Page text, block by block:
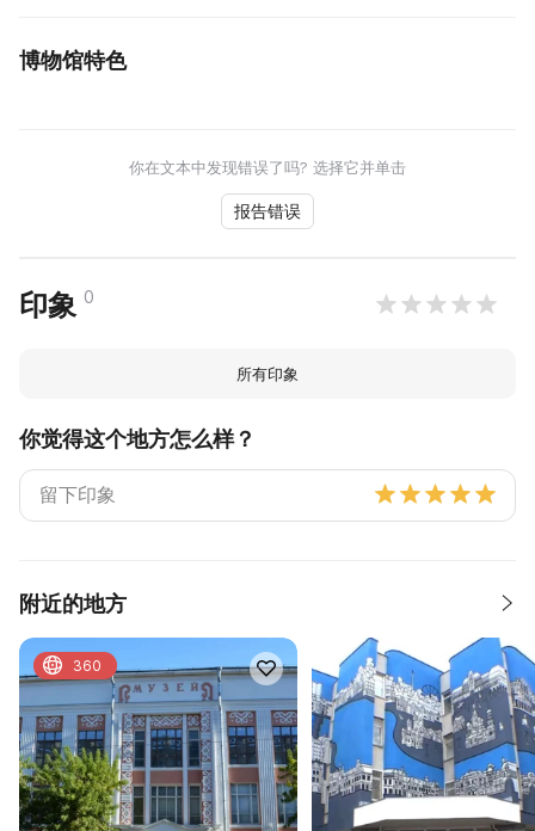
博物馆特色
你在文本中发现错误了吗? 选择它并单击
报告错误
印象 0
所有印象
你觉得这个地方怎么样？
附近的地方
360